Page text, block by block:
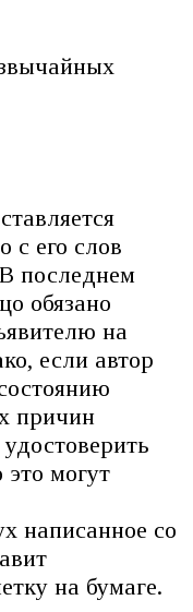
с его слов
последнем
обязано
на
если автор
причин
это могут
написанное со
на бумаге.